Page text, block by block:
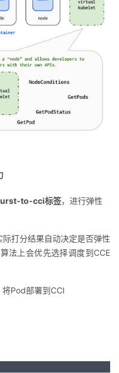
to-cci标签，进行弹性
打分结果自动决定是否弹性
法上会优先选择调度到CCE
Pod部署到CCI